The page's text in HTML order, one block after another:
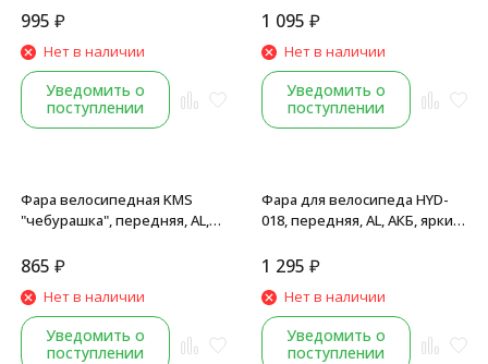
режима работы, алюминий
995 ₽
Нет в наличии
Уведомить о
поступлении
черный
1 095 ₽
Нет в наличии
Уведомить о
поступлении
Фара велосипедная KMS
"чебурашка", передняя, AL,
яркий свет), проблеск.
встр. аккумулятор, USB
кабель
865 ₽
Нет в наличии
Уведомить о
поступлении
Фара для велосипеда HYD-
018, передняя, AL, АКБ, яркий
USB зарядка, инд. упаковка
1 295 ₽
Нет в наличии
Уведомить о
поступлении